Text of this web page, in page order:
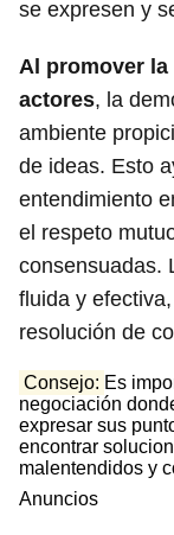
se expresen y
Al promover
actores, la
ambiente
de ideas. Esto
entendimiento
el respeto
consensuadas.
fluida y
resolución de
Consejo: Es
negociación
expresar sus
encontrar
malentendidos y
Anuncios